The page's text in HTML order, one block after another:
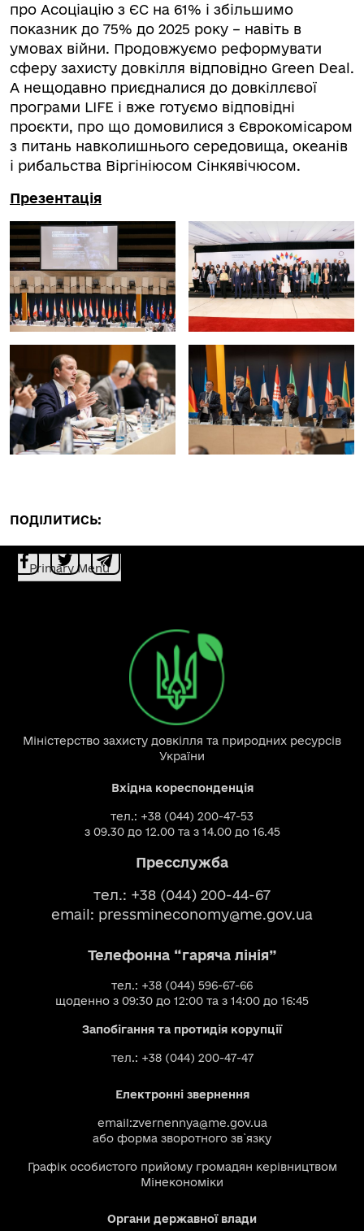
про Асоціацію з ЄС на 61% і збільшимо
показник до 75% до 2025 року – навіть в
умовах війни. Продовжуємо реформувати
сферу захисту довкілля відповідно Green Deal.
А нещодавно приєдналися до довкіллєвої
програми LIFE і вже готуємо відповідні
проєкти, про що домовилися з Єврокомісаром
з питань навколишнього середовища, океанів
і рибальства Віргініюсом Сінкявічюсом.
Презентація
ПОДІЛИТИСЬ:
Primary Menu
Міністерство захисту довкілля та природних ресурсів
України
Вхідна кореспонденція
тел.: +38 (044) 200-47-53
з 09.30 до 12.00 та з 14.00 до 16.45
Пресслужба
тел.: +38 (044) 200-44-67
email: pressmineconomy@me.gov.ua
Телефонна “гаряча лінія”
тел.: +38 (044) 596-67-66
щоденно з 09:30 до 12:00 та з 14:00 до 16:45
Запобігання та протидія корупції
тел.: +38 (044) 200-47-47
Електронні звернення
email:zvernennya@me.gov.ua
або форма зворотного зв`язку
Графік особистого прийому громадян керівництвом
Мінекономіки
Органи державної влади